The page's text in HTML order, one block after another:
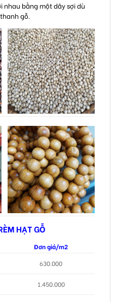
nhau bằng một dây sợi dù
gỗ.
HẠT GỖ
Đơn giá/m2
630.000
1.450.000